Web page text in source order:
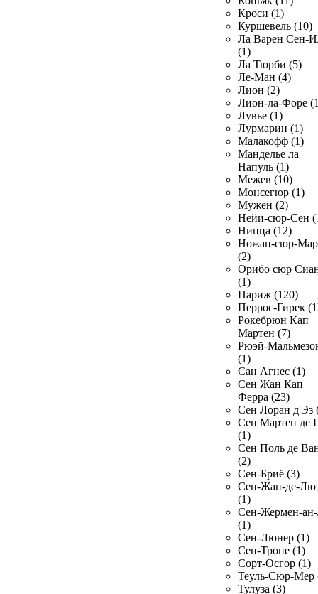
Кроси (1)
Куршевель (10)
Ла Варен Сен-
(1)
Ла Тюрби (5)
Ле-Ман (4)
Лион (2)
Лион-ла-Форе
Лувье (1)
Лурмарин (1)
Малакофф (1)
Манделье ла
Напуль (1)
Межев (10)
Монсегюр (1)
Мужен (2)
Нейи-сюр-Сен
Ницца (12)
Ножан-сюр-
(2)
Орибо сюр
(1)
Париж (120)
Перрос-Гирек
Рокебрюн Кап
Мартен (7)
Рюэй-
(1)
Сан Агнес (1)
Сен Жан Кап
Ферра (23)
Сен Лоран д'Эз
Сен Мартен де
(1)
Сен Поль де
(2)
Сен-Бриё (3)
Сен-Жан-де-
(1)
Сен-Жермен-
(1)
Сен-Люнер (1)
Сен-Тропе (1)
Сорт-Осгор (1)
Теуль-Сюр-Мер
Тулуза (3)